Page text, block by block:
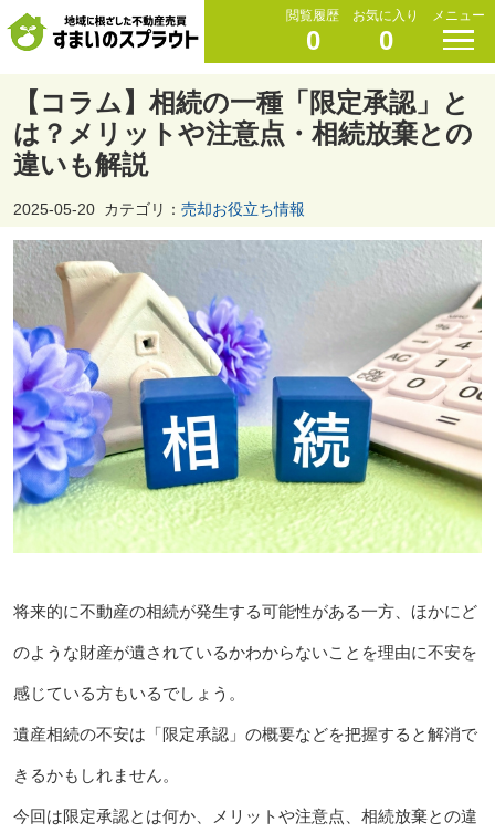
閲覧履歴
0
お気に入り
0
メニュー
【コラム】相続の一種「限定承認」と
は？メリットや注意点・相続放棄との
違いも解説
2025-05-20 カテゴリ： 売却お役立ち情報
将来的に不動産の相続が発生する可能性がある一方、ほかにど
のような財産が遺されているかわからないことを理由に不安を
感じている方もいるでしょう。
遺産相続の不安は「限定承認」の概要などを把握すると解消で
きるかもしれません。
今回は限定承認とは何か、メリットや注意点、相続放棄との違